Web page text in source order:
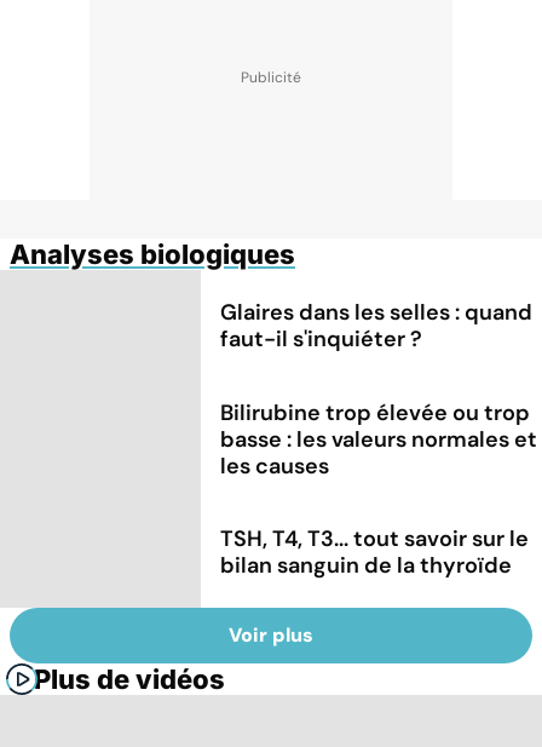
Analyses biologiques
Glaires dans les selles : quand
faut-il s'inquiéter ?
Bilirubine trop élevée ou trop
basse : les valeurs normales et
les causes
TSH, T4, T3... tout savoir sur le
bilan sanguin de la thyroïde
Voir plus
Plus de vidéos